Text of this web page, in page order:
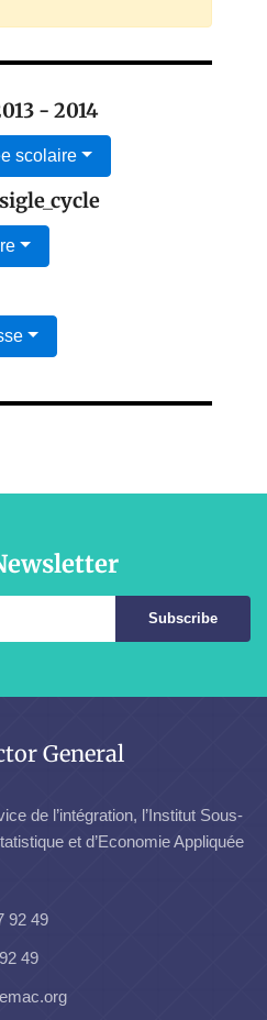
- 2014
scolaire
Subscribe
General
de l’intégration, l’Institut Sous-
et d’Economie Appliquée
92 49
49